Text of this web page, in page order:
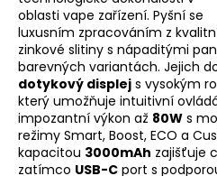
oblasti vape zařízení. Pyšní se
luxusním zpracováním z
zinkové slitiny s nápaditými
barevných variantách. Jejich
dotykový displej s vysokým
který umožňuje intuitivní
impozantní výkon až 80W s
režimy Smart, Boost, ECO a
kapacitou 3000mAh zajišťuje
zatímco USB-C port s
p
o
t
ř
e
b
u